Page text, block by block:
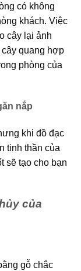
có không
khách. Việc
cây lại ảnh
quang hợp
phòng của
nắp
khi đồ đạc
tinh thần của
sẽ tạo cho bạn
của
gỗ chắc